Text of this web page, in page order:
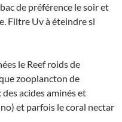
de préférence le soir et
Filtre Uv à éteindre si
le Reef roids de
zooplancton de
acides aminés et
et parfois le coral nectar